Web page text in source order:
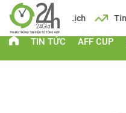
Lịch Tin mới
TIN TỨC AFF CUP